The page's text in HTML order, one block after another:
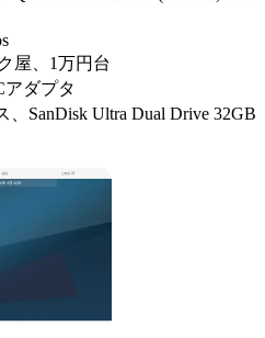
屋、1万円台
アダプタ
、SanDisk Ultra Dual Drive 32GB